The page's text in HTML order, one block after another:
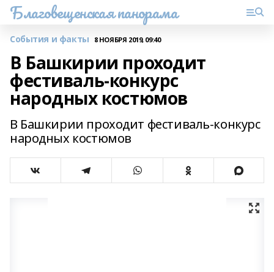
Благовещенская панорама
События и факты 8 НОЯБРЯ 2019, 09:40
В Башкирии проходит
фестиваль-конкурс
народных костюмов
В Башкирии проходит фестиваль-конкурс
народных костюмов